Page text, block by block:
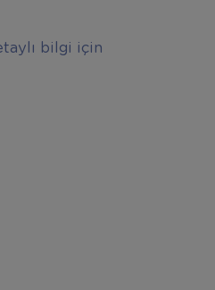
bilgi için